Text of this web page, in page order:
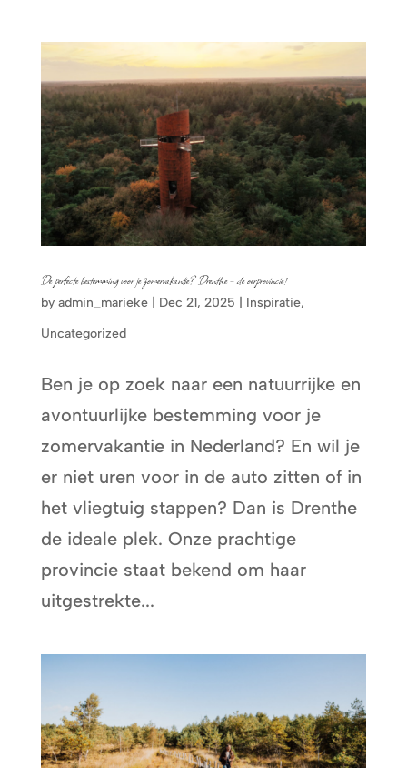
De perfecte bestemming voor je zomervakantie? Drenthe – de oerprovincie!
by admin_marieke| Dec 21, 2025 Inspiratie,
Uncategorized
Ben je op zoek naar een natuurrijke en
avontuurlijke bestemming voor je
zomervakantie in Nederland? En wil je
er niet uren voor in de auto zitten of in
het vliegtuig stappen? Dan is Drenthe
de ideale plek. Onze prachtige
provincie staat bekend om haar
uitgestrekte...